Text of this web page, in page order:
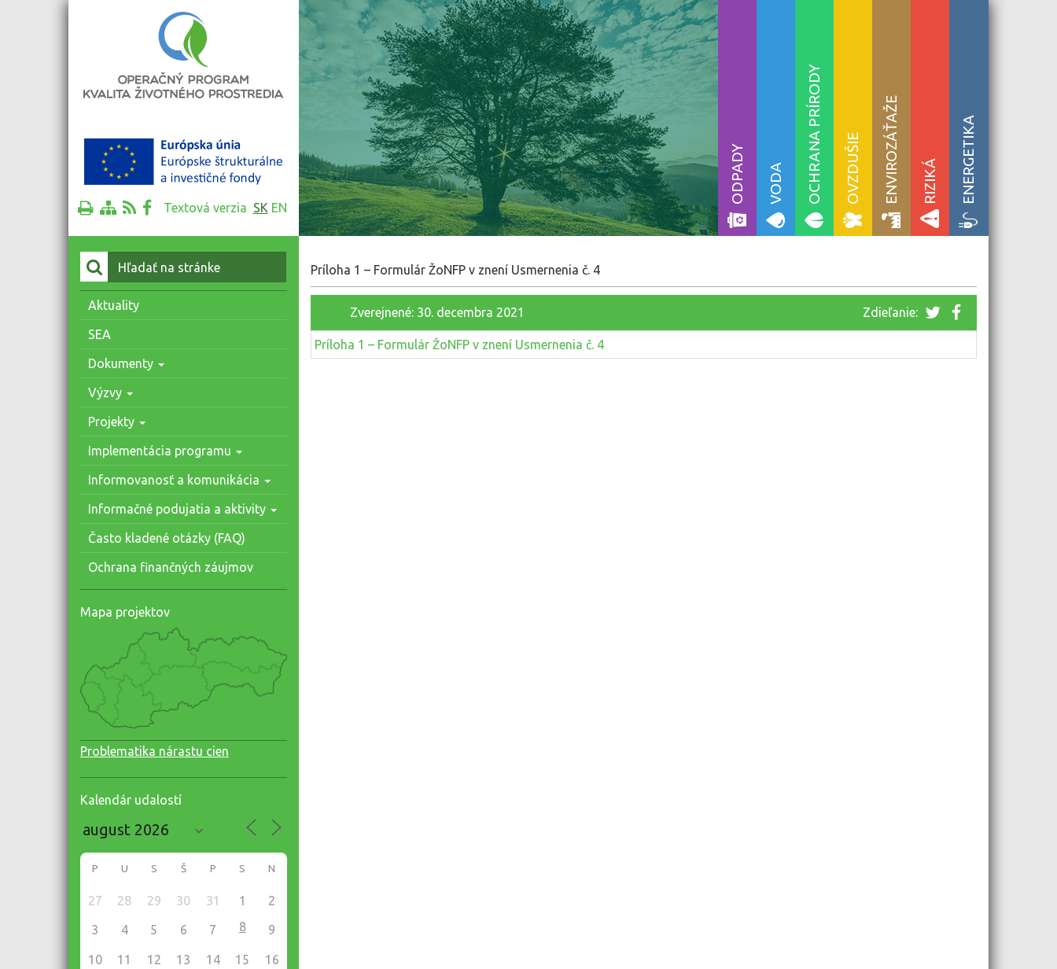
Textová verzia SK EN
ODPADY VODA OCHRANA PRÍRODY OVZDUŠIE ENVIROZÁŤAŽE RIZIKÁ ENERGETIKA
Vyhľadať:
Aktuality
SEA
Dokumenty
Výzvy
Projekty
Implementácia programu
Informovanosť a komunikácia
Informačné podujatia a aktivity
Často kladené otázky (FAQ)
Ochrana finančných záujmov
Mapa projektov
Problematika nárastu cien
Kalendár udalostí
P U S Š P S N
27 28 29 30 31 1 2
3 4 5 6 7 8 9
10 11 12 13 14 15 16
Príloha 1 – Formulár ŽoNFP v znení Usmernenia č. 4
Zverejnené: 30. decembra 2021 Zdieľanie:
Príloha 1 – Formulár ŽoNFP v znení Usmernenia č. 4